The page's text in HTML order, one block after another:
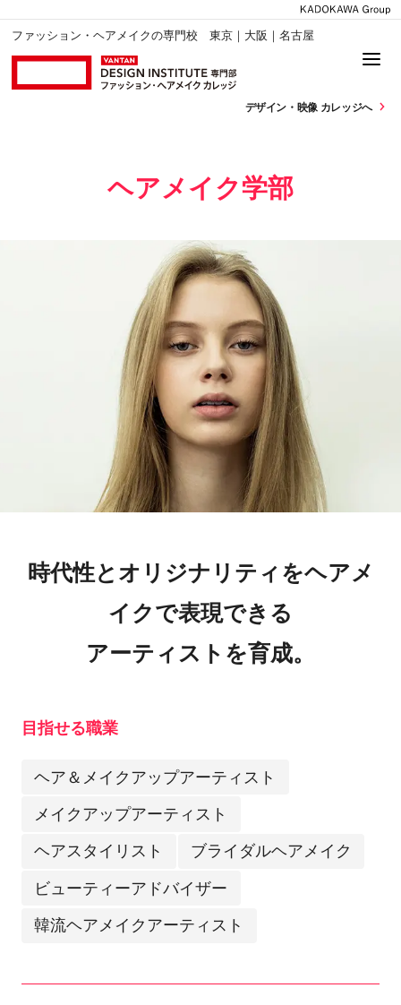
ファッション・ヘアメイクの専門校 東京｜大阪｜名古屋
デザイン・ 映像 カレッジへ
ヘアメイク学部
時代性とオリジナリティをヘアメ
イクで表現できる
アーティストを育成。
目指せる職業
ヘア＆メイクアップアーティスト
メイクアップアーティスト
ヘアスタイリスト ブライダルヘアメイク
ビューティーアドバイザー
韓流ヘアメイクアーティスト